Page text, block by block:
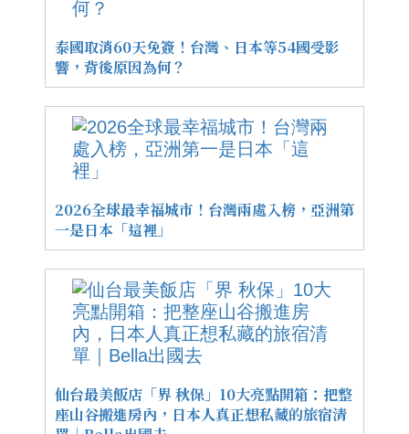
泰國取消60天免簽！台灣、日本等54國受影
響，背後原因為何？
2026全球最幸福城市！台灣兩處入榜，亞洲第
一是日本「這裡」
仙台最美飯店「界 秋保」10大亮點開箱：把整
座山谷搬進房內，日本人真正想私藏的旅宿清